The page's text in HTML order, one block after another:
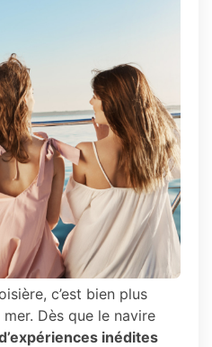
c’est bien plus
Dès que le navire
inédites